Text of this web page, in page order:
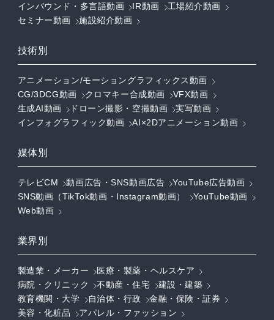
インバウンド・多言語動画
IR動画
工場紹介動画
セミナー動画
施設紹介動画
技術別
アニメーション/モーショングラフィックス動画
CG/3DCG動画
クロマキー合成動画
VFX動画
生成AI動画
ドローン撮影・空撮動画
実写動画
インフォグラフィック動画
AI×2Dアニメーション動画
媒体別
テレビCM 動画広告・SNS動画広告
YouTube広告動画
SNS動画（TikTok動画・Instagram動画）
YouTube動画
Web動画
業界別
製造業・メーカー
医療・製薬・ヘルスケア
病院・クリニック
不動産・住宅
建設・建築
教育機関・大学
自治体・行政
金融・保険・証券
美容・化粧品
アパレル・ファッション